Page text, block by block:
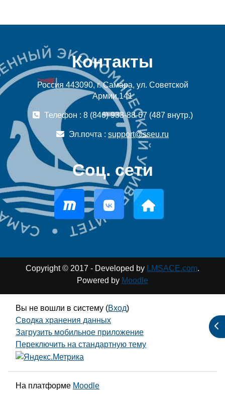
Контакты
Россия 443090, г. Самара, ул. Советской
Армии,141
Телефон : 8 (846) 933-88-67 (487 внутр.)
Эл.почта : support@sseu.ru
Соц. сети
Copyright © 2017 - Developed by LMSACE.com.
Powered by Moodle
Вы не вошли в систему (Вход)
Сводка хранения данных
Загрузить мобильное приложение
Переключить на стандартную тему
На платформе Moodle